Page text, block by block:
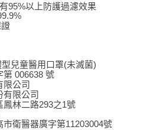
95%以上防護過濾效果
兒童醫用口罩(未滅菌)
006638 號
公司
限公司
林二路293之1號
衛醫器廣字第11203004號